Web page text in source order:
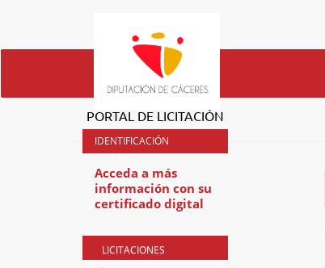
PORTAL DE LICITACIÓN
Acceda a más
información con su
certificado digital
LICITACIONES